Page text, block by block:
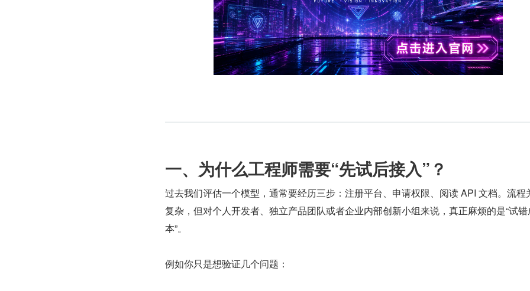
一、为什么工程师需要“先试后接入”？
过去我们评估一个模型，通常要经历三步：注册平台、申请权限、阅读 API 文档。流程
复杂，但对个人开发者、独立产品团队或者企业内部创新小组来说，真正麻烦的是“试
本”。
例如你只是想验证几个问题：